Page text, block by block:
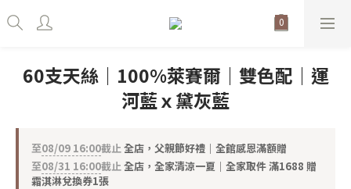
60支天絲｜100%萊賽爾｜雙色配｜運
河藍ｘ黛灰藍
至08/09 16:00截止全店，父親節好禮｜全館感恩滿額贈
至08/31 16:00截止全店，全家清涼一夏｜全家取件 滿1688 贈
霜淇淋兌換券1張